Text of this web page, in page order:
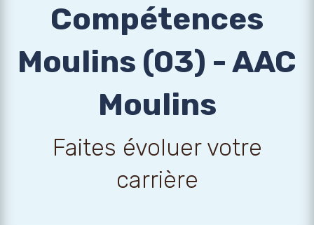
Compétences
Moulins (03) - AAC
Moulins
Faites évoluer votre
carrière